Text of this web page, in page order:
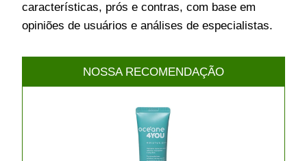
características, prós e contras, com base em
opiniões de usuários e análises de especialistas.
NOSSA RECOMENDAÇÃO